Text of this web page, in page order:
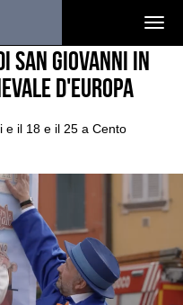
San Giovanni in
d'Europa
e il 18 e il 25 a Cento